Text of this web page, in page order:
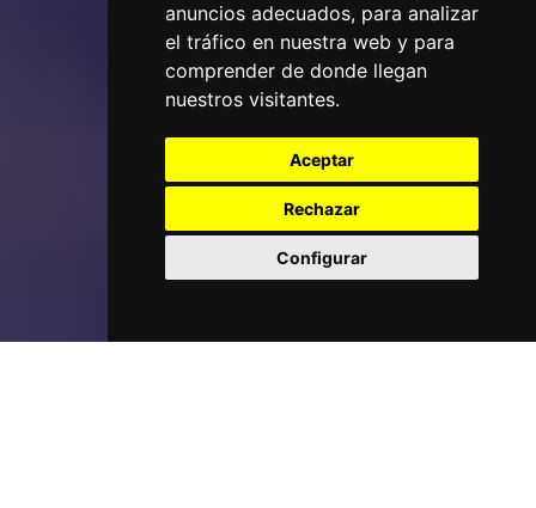
anuncios adecuados, para analizar
el tráfico en nuestra web y para
comprender de donde llegan
nuestros visitantes.
Aceptar
Rechazar
Configurar